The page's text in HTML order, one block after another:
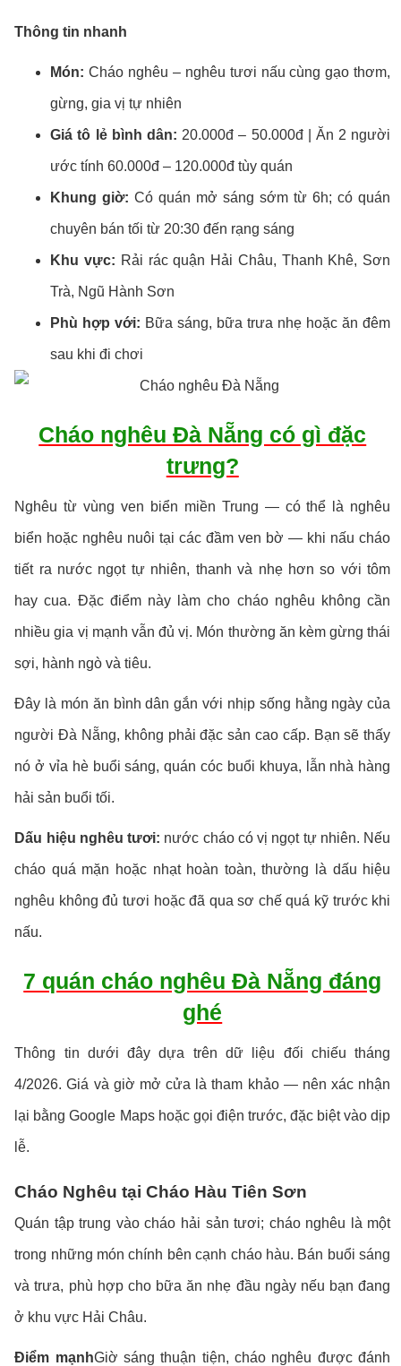
Thông tin nhanh
Món: Cháo nghêu – nghêu tươi nấu cùng gạo thơm,
gừng, gia vị tự nhiên
Giá tô lẻ bình dân: 20.000đ – 50.000đ | Ăn 2 người
ước tính 60.000đ – 120.000đ tùy quán
Khung giờ: Có quán mở sáng sớm từ 6h; có quán
chuyên bán tối từ 20:30 đến rạng sáng
Khu vực: Rải rác quận Hải Châu, Thanh Khê, Sơn
Trà, Ngũ Hành Sơn
Phù hợp với: Bữa sáng, bữa trưa nhẹ hoặc ăn đêm
sau khi đi chơi
Cháo nghêu Đà Nẵng có gì đặc
trưng?
Nghêu từ vùng ven biển miền Trung — có thể là nghêu
biển hoặc nghêu nuôi tại các đầm ven bờ — khi nấu cháo
tiết ra nước ngọt tự nhiên, thanh và nhẹ hơn so với tôm
hay cua. Đặc điểm này làm cho cháo nghêu không cần
nhiều gia vị mạnh vẫn đủ vị. Món thường ăn kèm gừng thái
sợi, hành ngò và tiêu.
Đây là món ăn bình dân gắn với nhịp sống hằng ngày của
người Đà Nẵng, không phải đặc sản cao cấp. Bạn sẽ thấy
nó ở vỉa hè buổi sáng, quán cóc buổi khuya, lẫn nhà hàng
hải sản buổi tối.
Dấu hiệu nghêu tươi: nước cháo có vị ngọt tự nhiên. Nếu
cháo quá mặn hoặc nhạt hoàn toàn, thường là dấu hiệu
nghêu không đủ tươi hoặc đã qua sơ chế quá kỹ trước khi
nấu.
7 quán cháo nghêu Đà Nẵng đáng
ghé
Thông tin dưới đây dựa trên dữ liệu đối chiếu tháng
4/2026. Giá và giờ mở cửa là tham khảo — nên xác nhận
lại bằng Google Maps hoặc gọi điện trước, đặc biệt vào dịp
lễ.
Cháo Nghêu tại Cháo Hàu Tiên Sơn
Quán tập trung vào cháo hải sản tươi; cháo nghêu là một
trong những món chính bên cạnh cháo hàu. Bán buổi sáng
và trưa, phù hợp cho bữa ăn nhẹ đầu ngày nếu bạn đang
ở khu vực Hải Châu.
Điểm mạnhGiờ sáng thuận tiện, cháo nghêu được đánh